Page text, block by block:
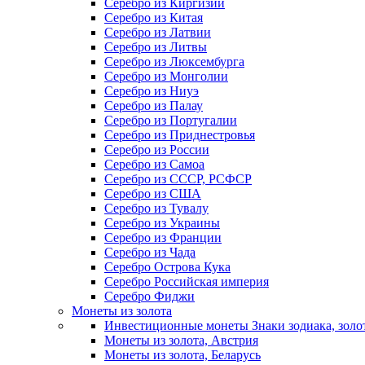
Серебро из Киргизии
Серебро из Китая
Серебро из Латвии
Серебро из Литвы
Серебро из Люксембурга
Серебро из Монголии
Серебро из Ниуэ
Серебро из Палау
Серебро из Португалии
Серебро из Приднестровья
Серебро из России
Серебро из Самоа
Серебро из СССР, РСФСР
Серебро из США
Серебро из Тувалу
Серебро из Украины
Серебро из Франции
Серебро из Чада
Серебро Острова Кука
Серебро Российская империя
Серебро Фиджи
Монеты из золота
Инвестиционные монеты Знаки зодиака,
Монеты из золота, Австрия
Монеты из золота, Беларусь